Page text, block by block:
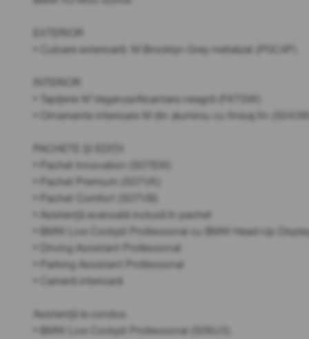
• Culoare exterioară: M Brooklyn Grey metalizat (P0C4P)
• Tapițerie M Veganza/Alcantara neagră (FKTSW)
• Ornamente interioare M din aluminiu cu finisaj fin
PACHETE ȘI EDIȚII
• Pachet Innovation (S07EW)
• Pachet Premium (S07VK)
• Pachet Comfort (S07VB)
• Asistență avansată inclusă în pachet
• BMW Live Cockpit Professional cu BMW Head-Up
• Driving Assistant Professional
• Parking Assistant Professional
• Cameră interioară
Asistență la condus
• BMW Live Cockpit Professional (S06U3)